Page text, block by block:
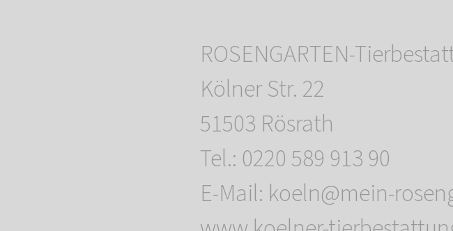
ROSENGARTEN-
Kölner Str. 22
51503 Rösrath
Tel.: 0220 589 913 90
E-Mail: koeln@mein-